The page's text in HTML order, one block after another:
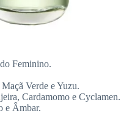
Feminino.
Verde e Yuzu.
Cardamomo e Cyclamen.
e Âmbar.